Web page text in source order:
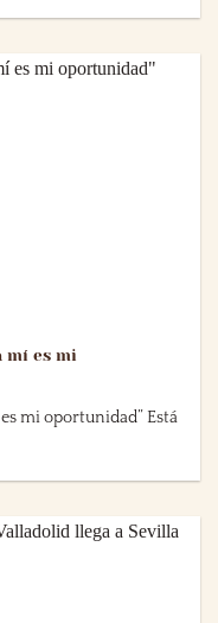
mí es mi
mi oportunidad” Está